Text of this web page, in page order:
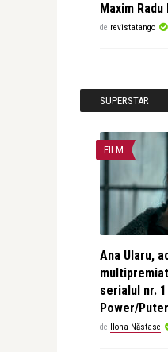
Maxim
de revistatango
SUPERSTAR
FILM
Ana Ularu,
serialul nr.
Power/
de Ilona Năstase